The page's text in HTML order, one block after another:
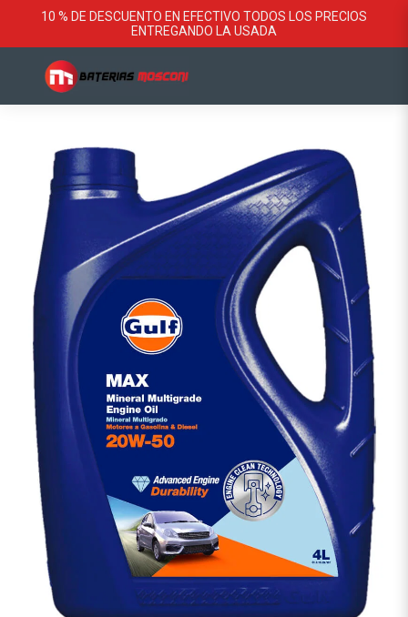
10 % DE DESCUENTO EN EFECTIVO TODOS LOS PRECIOS
ENTREGANDO LA USADA